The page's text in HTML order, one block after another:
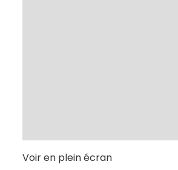
Voir en plein écran